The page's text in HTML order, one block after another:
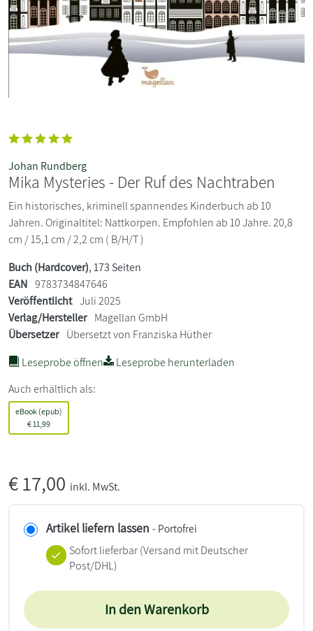
Johan Rundberg
Mika Mysteries - Der Ruf des Nachtraben
Ein historisches, kriminell spannendes Kinderbuch ab 10
Jahren. Originaltitel: Nattkorpen. Empfohlen ab 10 Jahre. 20,8
cm / 15,1 cm / 2,2 cm ( B/H/T )
Buch (Hardcover), 173 Seiten
EAN 9783734847646
Veröffentlicht Juli 2025
Verlag/Hersteller Magellan GmbH
Übersetzer Übersetzt von Franziska Hüther
Leseprobe öffnen
Leseprobe herunterladen
Auch erhältlich als:
eBook (epub)
€11,99
€17,00 inkl. MwSt.
Artikel liefern lassen - Portofrei
Sofort lieferbar(Versand mit Deutscher
Post/DHL)
In den Warenkorb